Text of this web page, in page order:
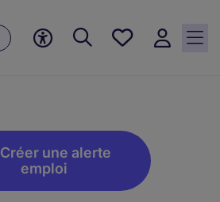
Mes offres, 0
Créer une alerte
emploi